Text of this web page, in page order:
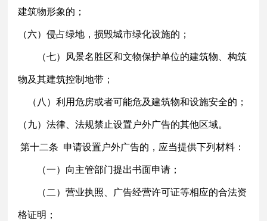
建筑物形象的；
（六）侵占绿地，损毁城市绿化设施的；
（七）风景名胜区和文物保护单位的建筑物、构筑
物及其建筑控制地带；
（八）利用危房或者可能危及建筑物和设施安全的；
（九）法律、法规禁止设置户外广告的其他区域。
第十二条 申请设置户外广告的，应当提供下列材料：
（一）向主管部门提出书面申请；
（二）营业执照、广告经营许可证等相应的合法资
格证明；